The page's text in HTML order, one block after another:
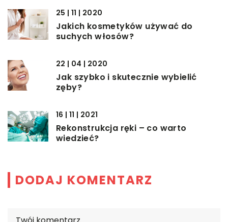
25 | 11 | 2020
Jakich kosmetyków używać do
suchych włosów?
22 | 04 | 2020
Jak szybko i skutecznie wybielić
zęby?
16 | 11 | 2021
Rekonstrukcja ręki – co warto
wiedzieć?
DODAJ KOMENTARZ